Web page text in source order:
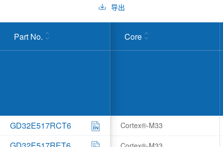
导出
Part No. Core
GD32E517RCT6 Cortex®-M33